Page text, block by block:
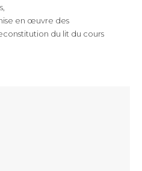
en œuvre des
du lit du cours